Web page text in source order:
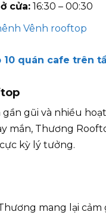
cửa: 16:30 – 00:30
Vênh rooftop
10 quán cafe trên
gần gũi và nhiều
mắn, Thương
kỳ lý tưởng.
mang lại